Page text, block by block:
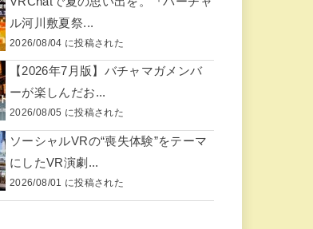
ル河川敷夏祭...
2026/08/04 に投稿された
【2026年7月版】バチャマガメンバ
ーが楽しんだお...
2026/08/05 に投稿された
ソーシャルVRの“喪失体験”をテーマ
にしたVR演劇...
2026/08/01 に投稿された